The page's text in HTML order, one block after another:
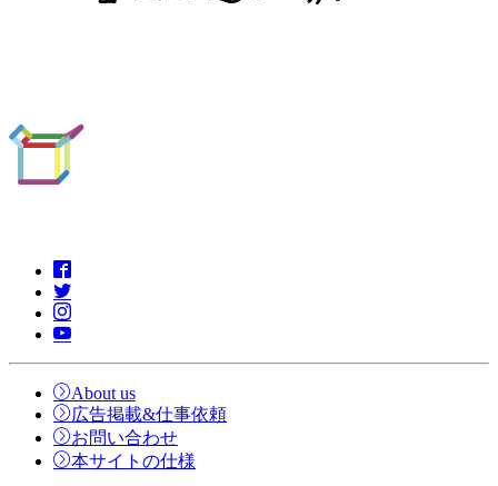
About us
広告掲載&仕事依頼
お問い合わせ
本サイトの仕様